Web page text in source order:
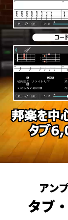
アン
タブ